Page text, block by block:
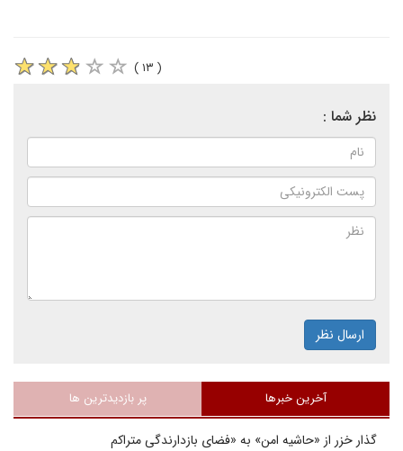
( ۱۳ )
نظر شما :
ارسال نظر
آخرین خبرها پر بازدیدترین ها
گذار خزر از «حاشیه امن» به «فضای بازدارندگی متراکم